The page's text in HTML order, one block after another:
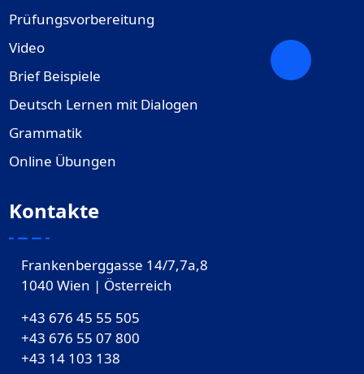
Prüfungsvorbereitung
Video
Brief Beispiele
Deutsch Lernen mit Dialogen
Grammatik
Online Übungen
Kontakte
Frankenberggasse 14/7,7a,8
1040 Wien | Österreich
+43 676 45 55 505
+43 676 55 07 800
‎+43 14 103 138